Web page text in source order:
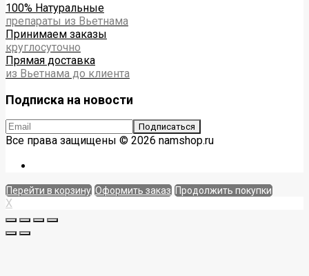
100% Натуральные
препараты из Вьетнама
Принимаем заказы
круглосуточно
Прямая доставка
из Вьетнама до клиента
Подписка на новости
Все права защищены © 2026 namshop.ru
Перейти в корзину Оформить заказ Продолжить покупки
X